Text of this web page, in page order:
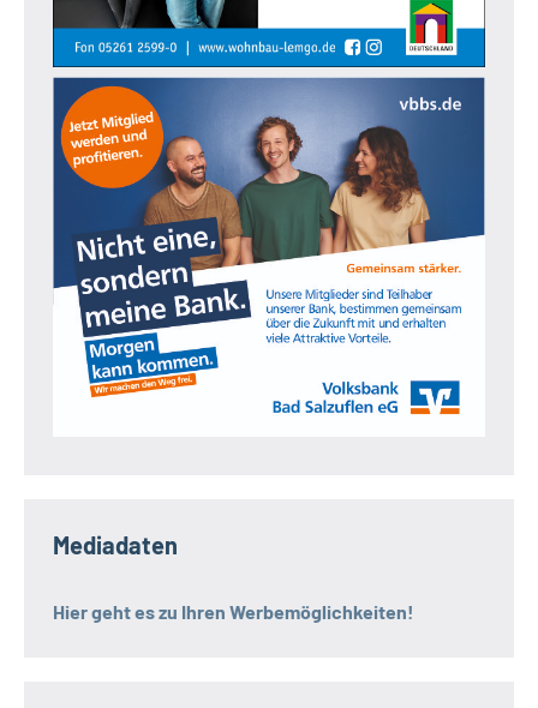
Mediadaten
Hier geht es zu Ihren Werbemöglichkeiten!